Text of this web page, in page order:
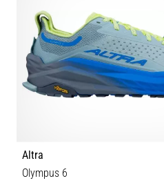
Altra
Olympus 6